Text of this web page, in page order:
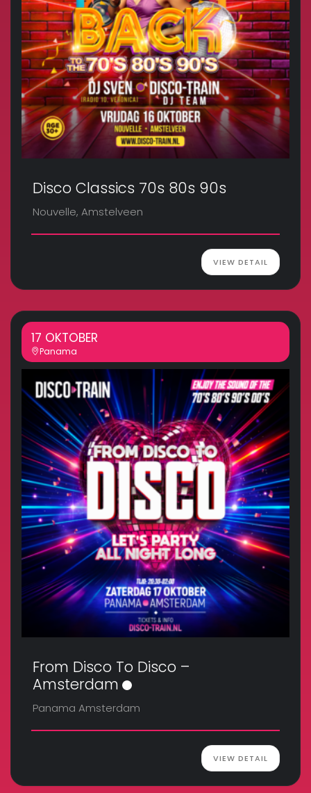
Disco Classics 70s 80s 90s
Nouvelle, Amstelveen
VIEW DETAIL
17 OKTOBER
Panama
From Disco To Disco –
Amsterdam
Panama Amsterdam
VIEW DETAIL